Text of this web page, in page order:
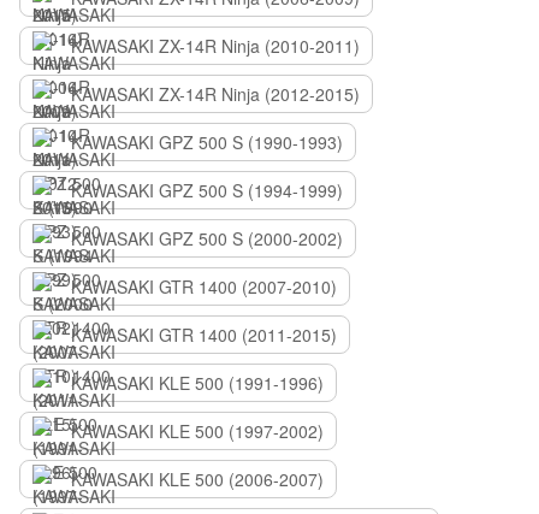
KAWASAKI ZX-14R Ninja (2010-2011)
KAWASAKI ZX-14R Ninja (2012-2015)
KAWASAKI GPZ 500 S (1990-1993)
KAWASAKI GPZ 500 S (1994-1999)
KAWASAKI GPZ 500 S (2000-2002)
KAWASAKI GTR 1400 (2007-2010)
KAWASAKI GTR 1400 (2011-2015)
KAWASAKI KLE 500 (1991-1996)
KAWASAKI KLE 500 (1997-2002)
KAWASAKI KLE 500 (2006-2007)